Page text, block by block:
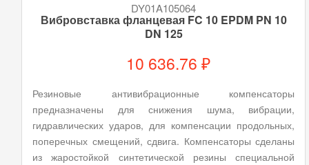
DY01A105064
Вибровставка фланцевая FC 10 EPDM PN 10
DN 125
10 636.76 ₽
Резиновые антивибрационные компенсаторы
предназначены для снижения шума, вибрации,
гидравлических ударов, для компенсации продольных,
поперечных смещений, сдвига. Компенсаторы сделаны
из жаростойкой синтетической резины специальной